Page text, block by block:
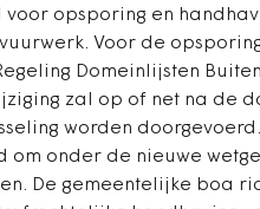
opsporing en
Voor de
Domeinlijsten
zal op of net na de
worden
om onder de nieuwe
De gemeentelijke boa